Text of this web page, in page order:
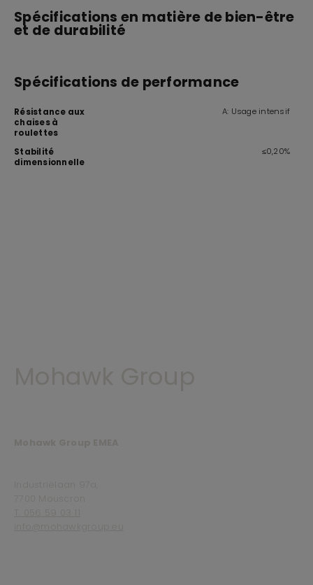
Spécifications en matière de bien-être
et de durabilité
Spécifications de performance
Résistance aux
chaises à
roulettes
A: Usage intensif
Stabilité
dimensionnelle
≤0,20%